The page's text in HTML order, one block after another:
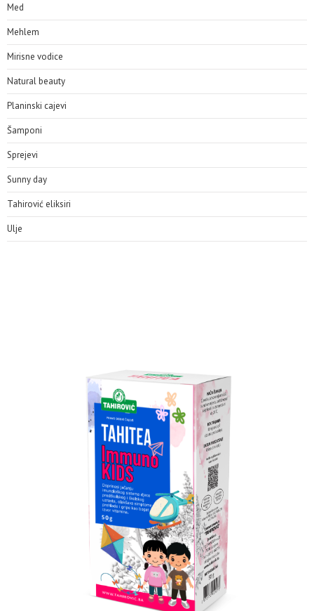
Med
Mehlem
Mirisne vodice
Natural beauty
Planinski cajevi
Šamponi
Sprejevi
Sunny day
Tahirović eliksiri
Ulje